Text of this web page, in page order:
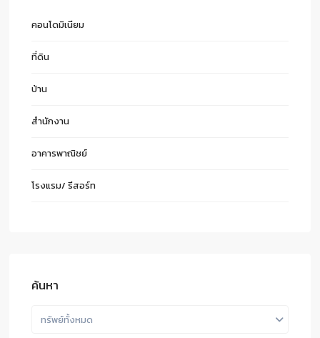
คอนโดมิเนียม
ที่ดิน
บ้าน
สำนักงาน
อาคารพาณิชย์
โรงแรม/ รีสอร์ท
ค้นหา
ทรัพย์ทั้งหมด